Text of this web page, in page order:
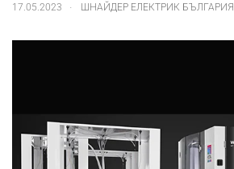
17.05.2023 ШНАЙДЕР ЕЛЕКТРИК БЪЛГАРИЯ